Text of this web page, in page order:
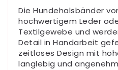
Die Hundehalsbänder
hochwertigem Leder
Textilgewebe und
Detail in Handarbeit
zeitloses Design mit
langlebig und